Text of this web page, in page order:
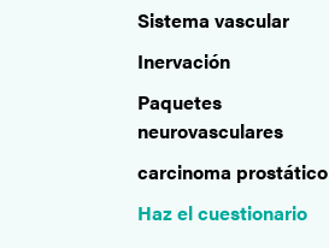
Sistema vascular
Inervación
Paquetes
neurovasculares
carcinoma prostático
Haz el cuestionario